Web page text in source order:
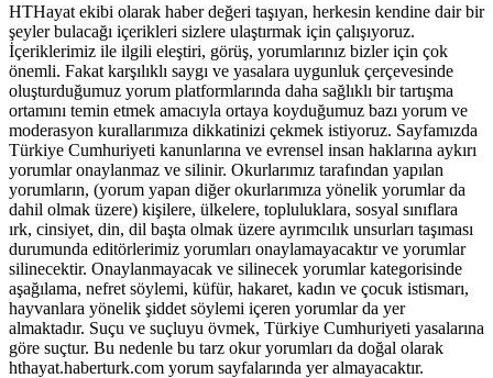
HTHayat ekibi olarak haber değeri taşıyan, herkesin kendine dair bir
şeyler bulacağı içerikleri sizlere ulaştırmak için çalışıyoruz.
İçeriklerimiz ile ilgili eleştiri, görüş, yorumlarınız bizler için çok
önemli. Fakat karşılıklı saygı ve yasalara uygunluk çerçevesinde
oluşturduğumuz yorum platformlarında daha sağlıklı bir tartışma
ortamını temin etmek amacıyla ortaya koyduğumuz bazı yorum ve
moderasyon kurallarımıza dikkatinizi çekmek istiyoruz. Sayfamızda
Türkiye Cumhuriyeti kanunlarına ve evrensel insan haklarına aykırı
yorumlar onaylanmaz ve silinir. Okurlarımız tarafından yapılan
yorumların, (yorum yapan diğer okurlarımıza yönelik yorumlar da
dahil olmak üzere) kişilere, ülkelere, topluluklara, sosyal sınıflara
ırk, cinsiyet, din, dil başta olmak üzere ayrımcılık unsurları taşıması
durumunda editörlerimiz yorumları onaylamayacaktır ve yorumlar
silinecektir. Onaylanmayacak ve silinecek yorumlar kategorisinde
aşağılama, nefret söylemi, küfür, hakaret, kadın ve çocuk istismarı,
hayvanlara yönelik şiddet söylemi içeren yorumlar da yer
almaktadır. Suçu ve suçluyu övmek, Türkiye Cumhuriyeti yasalarına
göre suçtur. Bu nedenle bu tarz okur yorumları da doğal olarak
hthayat.haberturk.com yorum sayfalarında yer almayacaktır.